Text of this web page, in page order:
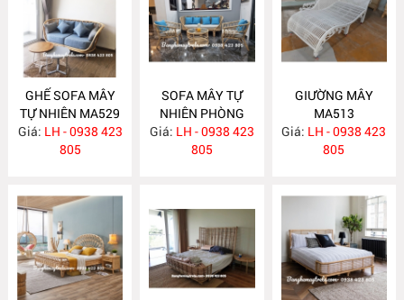
GHẾ SOFA MÂY
TỰ NHIÊN MA529
Giá: LH - 0938 423
805
SOFA MÂY TỰ
NHIÊN PHÒNG
KHÁCH KIỂU HIỆN
ĐẠI MA523
Giá: LH - 0938 423
805
GIƯỜNG MÂY
MA513
Giá: LH - 0938 423
805